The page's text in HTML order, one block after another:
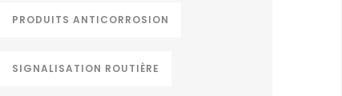
PRODUITS ANTICORROSION
SIGNALISATION ROUTIÈRE